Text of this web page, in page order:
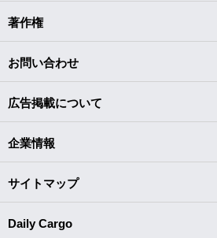
著作権
お問い合わせ
広告掲載について
企業情報
サイトマップ
Daily Cargo